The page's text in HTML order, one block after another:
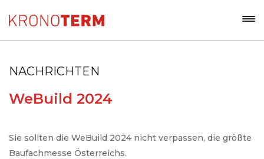
NACHRICHTEN
WeBuild 2024
Sie sollten die WeBuild 2024 nicht verpassen, die größte
Baufachmesse Österreichs.